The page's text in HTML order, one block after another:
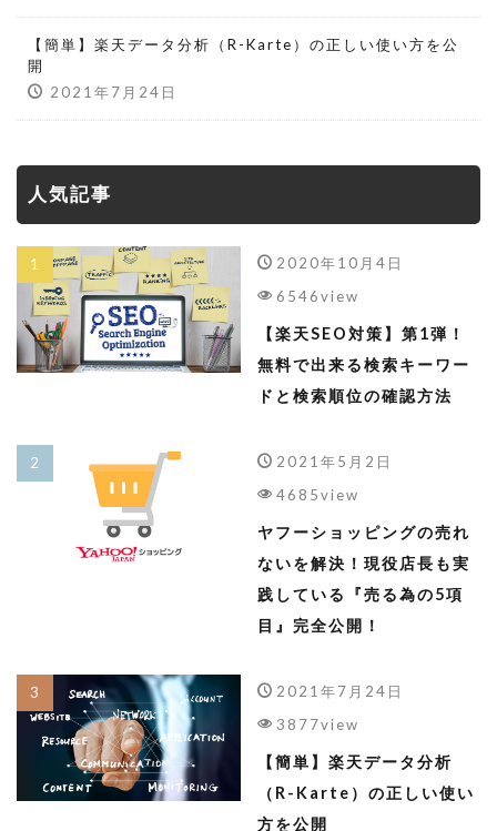
【簡単】楽天データ分析（R-Karte）の正しい使い方を公
開
2021年7月24日
人気記事
2020年10月4日
6546view
【楽天SEO対策】第1弾！
無料で出来る検索キーワー
ドと検索順位の確認方法
2021年5月2日
4685view
ヤフーショッピングの売れ
ないを解決！現役店長も実
践している『売る為の5項
目』完全公開！
2021年7月24日
3877view
【簡単】楽天データ分析
（R-Karte）の正しい使い
方を公開